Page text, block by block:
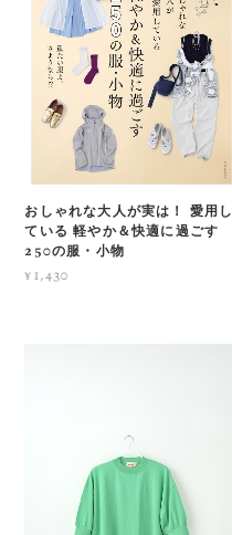
おしゃれな大人が実は！ 愛用し
ている 軽やか＆快適に過ごす
250の服・小物
¥1,430